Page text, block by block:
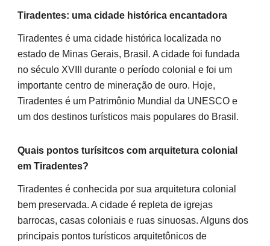
Tiradentes: uma cidade histórica encantadora
Tiradentes é uma cidade histórica localizada no
estado de Minas Gerais, Brasil. A cidade foi fundada
no século XVIII durante o período colonial e foi um
importante centro de mineração de ouro. Hoje,
Tiradentes é um Patrimônio Mundial da UNESCO e
um dos destinos turísticos mais populares do Brasil.
Quais pontos turísitcos com arquitetura colonial
em Tiradentes?
Tiradentes é conhecida por sua arquitetura colonial
bem preservada. A cidade é repleta de igrejas
barrocas, casas coloniais e ruas sinuosas. Alguns dos
principais pontos turísticos arquitetônicos de